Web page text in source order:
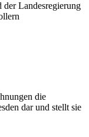
der Landesregierung
die
dar und stellt sie